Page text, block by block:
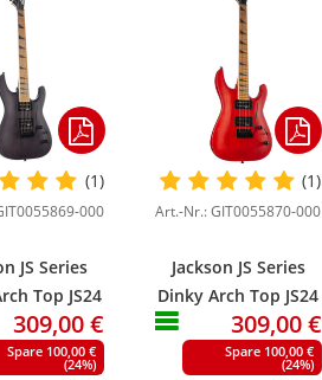
(1)
000
JS Series
Top JS24
Black Stain
309,00 €
Spare 100,00 €
(24%)
(1)
Art.-Nr.: GIT0055870-000
Jackson JS Series
Dinky Arch Top JS24
DKAM Red Stain
309,00 €
Spare 100,00 €
(24%)